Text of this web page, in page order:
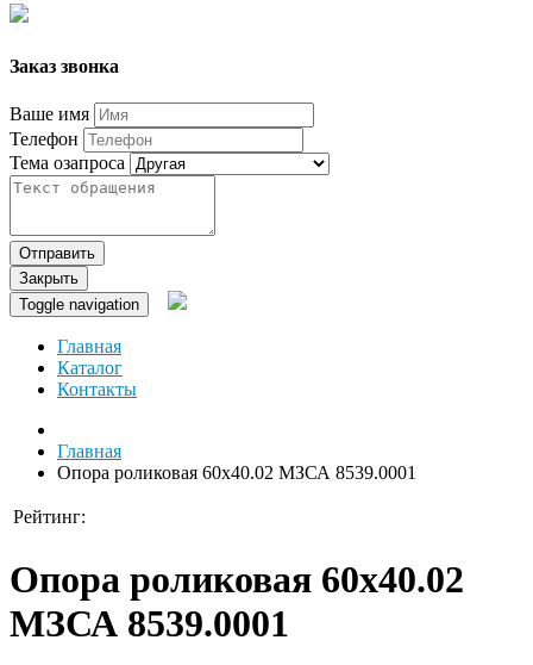
Заказ звонка
Ваше имя
Телефон
Тема озапроса
Отправить
Закрыть
Toggle navigation
Главная
Каталог
Контакты
Главная
Опора роликовая 60х40.02 МЗСА 8539.0001
Рейтинг:
Опора роликовая 60х40.02
МЗСА 8539.0001